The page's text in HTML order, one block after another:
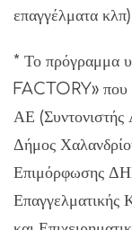
επαγγέλματα κλπ)
* Το πρόγραμμα
FACTORY» που
ΑΕ
Δήμος
Επιμόρφωσης
Επαγγελματικής